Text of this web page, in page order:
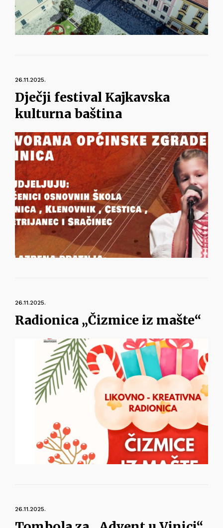
26.11.2025.
Dječji festival Kajkavska
kulturna baština
26.11.2025.
Radionica „Čizmice iz mašte“
26.11.2025.